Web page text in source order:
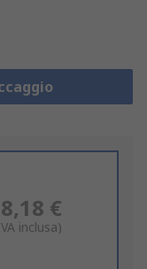
€
inclusa)